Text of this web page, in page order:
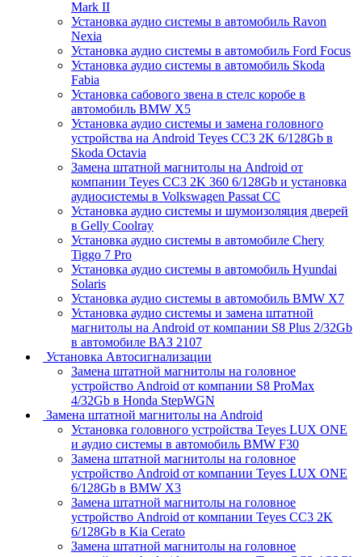
Mark II
Установка аудио системы в автомобиль Ravon
Nexia
Установка аудио системы в автомобиль Ford Focus
Установка аудио системы в автомобиль Skoda
Fabia
Установка сабового звена в стелс коробе в
автомобиль BMW X5
Установка аудио системы и замена головного
устройства на Android Teyes CC3 2K 6/128Gb в
Skoda Octavia
Замена штатной магнитолы на Android от
компании Teyes CC3 2K 360 6/128Gb и установка
аудиосистемы в Volkswagen Passat CC
Установка аудио системы и шумоизоляция дверей
в Gelly Coolray
Установка аудио системы в автомобиле Chery
Tiggo 7 Pro
Установка аудио системы в автомобиль Hyundai
Solaris
Установка аудио системы в автомобиль BMW X7
Установка аудио системы и замена штатной
магнитолы на Android от компании S8 Plus 2/32Gb
в автомобиле ВАЗ 2107
Установка Автосигнализации
Замена штатной магнитолы на головное
устройство Android от компании S8 ProMax
4/32Gb в Honda StepWGN
Замена штатной магнитолы на Android
Установка головного устройства Teyes LUX ONE
и аудио системы в автомобиль BMW F30
Замена штатной магнитолы на головное
устройство Android от компании Teyes LUX ONE
6/128Gb в BMW X3
Замена штатной магнитолы на головное
устройство Android от компании Teyes CC3 2K
6/128Gb в Kia Cerato
Замена штатной магнитолы на головное